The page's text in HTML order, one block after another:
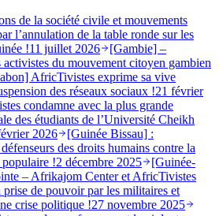
de la société civile et mouvements
l’annulation de la table ronde sur les
!11 juillet 2026
[Gambie] –
du mouvement citoyen gambien
AfricTivistes exprime sa vive
des réseaux sociaux !21 février
condamne avec la plus grande
des étudiants de l’Université Cheikh
2026
[Guinée Bissau] :
des droits humains contre la
!2 décembre 2025
[Guinée-
– Afrikajom Center et AfricTivistes
de pouvoir par les militaires et
crise politique !27 novembre 2025